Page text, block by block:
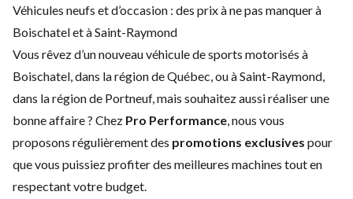
Véhicules neufs et d’occasion : des prix à ne pas manquer à
Boischatel et à Saint-Raymond
Vous rêvez d’un nouveau véhicule de sports motorisés à
Boischatel, dans la région de Québec, ou à Saint-Raymond,
dans la région de Portneuf, mais souhaitez aussi réaliser une
bonne affaire ? Chez Pro Performance, nous vous
proposons régulièrement des promotions exclusives pour
que vous puissiez profiter des meilleures machines tout en
respectant votre budget.